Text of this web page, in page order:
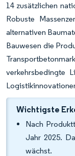
14 zusätzlichen
Robuste
alternativen
Bauwesen die
verkehrsbedingte
Wichtigste
Nach
Jahr 2025.
wächst.